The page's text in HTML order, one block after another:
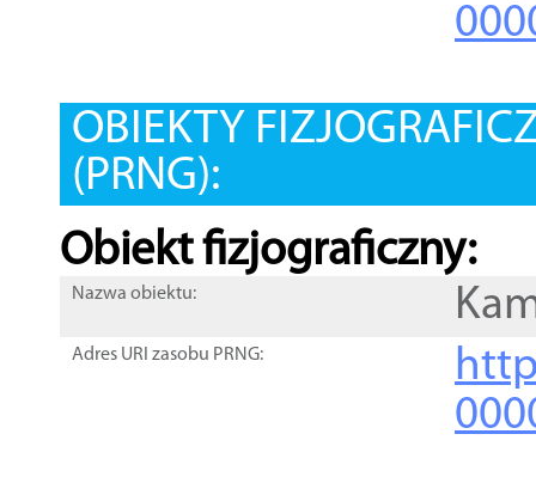
OBIEKTY
(PRNG):
Obiekt fizjograficzny:
Nazwa obiektu:
Adres URI zasobu PRNG: